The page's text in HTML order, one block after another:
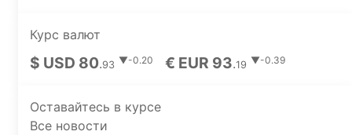
Курс валют
$ USD 80.93 ▼-0.20 € EUR 93.19 ▼-0.39
Оставайтесь в курсе
Все новости